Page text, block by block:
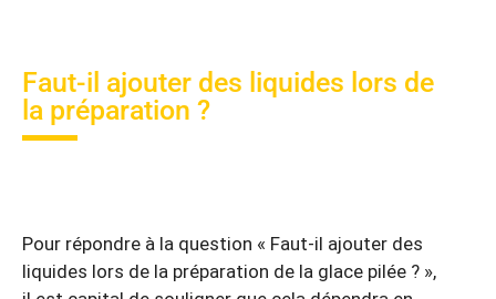
Faut-il ajouter des liquides lors de
la préparation ?
Pour répondre à la question « Faut-il ajouter des
liquides lors de la préparation de la glace pilée ? »,